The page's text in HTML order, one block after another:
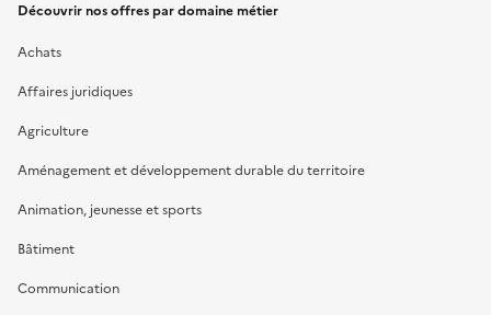
Découvrir nos offres par domaine métier
Achats
Affaires juridiques
Agriculture
Aménagement et développement durable du territoire
Animation, jeunesse et sports
Bâtiment
Communication